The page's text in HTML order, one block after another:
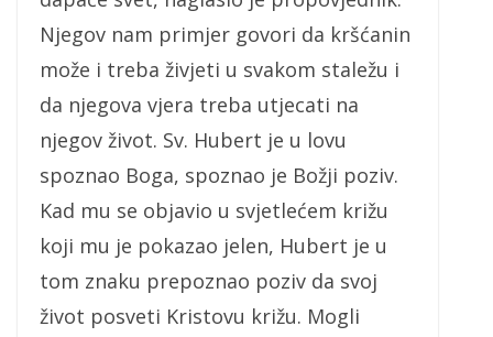
Njegov nam primjer govori da kršćanin
može i treba živjeti u svakom staležu i
da njegova vjera treba utjecati na
njegov život. Sv. Hubert je u lovu
spoznao Boga, spoznao je Božji poziv.
Kad mu se objavio u svjetlećem križu
koji mu je pokazao jelen, Hubert je u
tom znaku prepoznao poziv da svoj
život posveti Kristovu križu. Mogli